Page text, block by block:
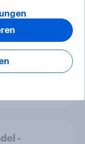
–
häufig
-